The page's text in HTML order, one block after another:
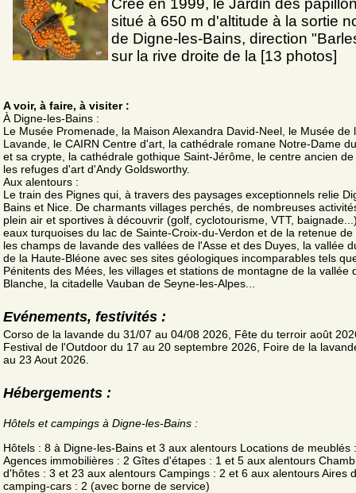
Crée en 1999, le Jardin des
situé à 650 m d'altitude à la sortie
de Digne-les-Bains, direction
sur la rive droite de la [13 photos]
A voir, à faire, à visiter :
À Digne-les-Bains :
Le Musée Promenade, la Maison Alexandra David-Neel, le Musée de
Lavande, le CAIRN Centre d'art, la cathédrale romane Notre-Dame
et sa crypte, la cathédrale gothique Saint-Jérôme, le centre ancien de
les refuges d'art d'Andy Goldsworthy.
Aux alentours :
Le train des Pignes qui, à travers des paysages exceptionnels relie
Bains et Nice. De charmants villages perchés, de nombreuses
plein air et sportives à découvrir (golf, cyclotourisme, VTT,
eaux turquoises du lac de Sainte-Croix-du-Verdon et de la retenue de
les champs de lavande des vallées de l'Asse et des Duyes, la vallée
de la Haute-Bléone avec ses sites géologiques incomparables tels
Pénitents des Mées, les villages et stations de montagne de la vallée
Blanche, la citadelle Vauban de Seyne-les-Alpes...
Evénements, festivités :
Corso de la lavande du 31/07 au 04/08 2026, Fête du terroir août
Festival de l'Outdoor du 17 au 20 septembre 2026, Foire de la
au 23 Aout 2026.
Hébergements :
Hôtels et campings à Digne-les-Bains :
Hôtels : 8 à Digne-les-Bains et 3 aux alentours Locations de meublés
Agences immobilières : 2 Gîtes d'étapes : 1 et 5 aux alentours
d'hôtes : 3 et 23 aux alentours Campings : 2 et 6 aux alentours Aires
camping-cars : 2 (avec borne de service)